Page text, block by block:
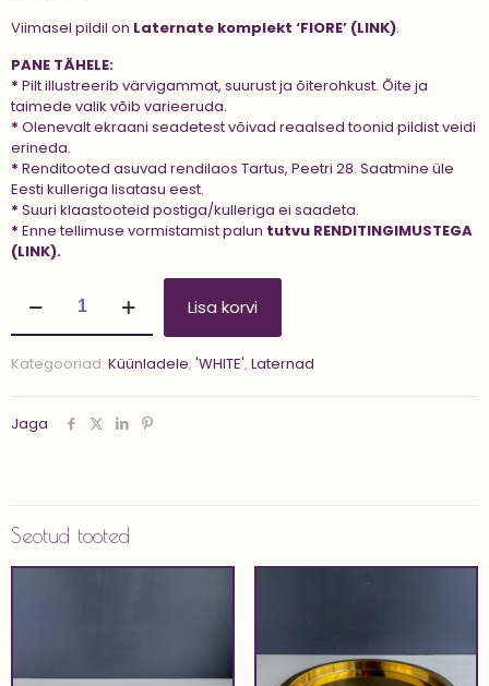
Viimasel pildil on Laternate komplekt ‘FIORE’ (LINK).
PANE TÄHELE:
* Pilt illustreerib värvigammat, suurust ja õiterohkust. Õite ja
taimede valik võib varieeruda.
* Olenevalt ekraani seadetest võivad reaalsed toonid pildist veidi
erineda.
* Renditooted asuvad rendilaos Tartus, Peetri 28. Saatmine üle
Eesti kulleriga lisatasu eest.
* Suuri klaastooteid postiga/kulleriga ei saadeta.
* Enne tellimuse vormistamist palun tutvu RENDITINGIMUSTEGA
(LINK).
'FIORE
35
kogus
Lisa korvi
Kategooriad: Küünladele, 'WHITE', Laternad
Jaga
Seotud tooted